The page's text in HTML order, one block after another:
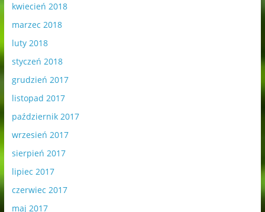
kwiecień 2018
marzec 2018
luty 2018
styczeń 2018
grudzień 2017
listopad 2017
październik 2017
wrzesień 2017
sierpień 2017
lipiec 2017
czerwiec 2017
maj 2017